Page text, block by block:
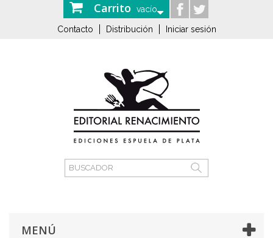
Carrito vacío
Contacto Distribución Iniciar sesión
MENÚ